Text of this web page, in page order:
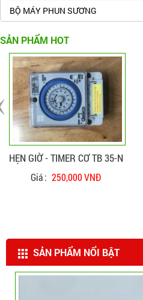
BỘ MÁY PHUN SƯƠNG
SẢN PHẨM HOT
CHI TIẾT
HẸN GIỜ - TIMER CƠ TB 35-N
Giá : 250,000 VNĐ
ĐẶT HÀNG
SẢN PHẨM NỔI BẬT